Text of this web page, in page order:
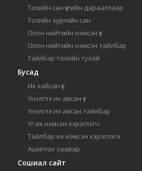
Толийн сан үсгийн дарааллаар
Толийн зургийн сан
Олон нийтийн нэмсэн үг
Олон нийтийн нэмсэн тайлбар
Тайлбар толийн тухай
Бусад
Их хайсан үг
Үнэлгээ их авсан үг
Үнэлгээ их авсан тайлбар
Үг их нэмсэн хэрэглэгч
Тайлбар их нэмсэн хэрэглэгч
Ашиглах заавар
Сошиал сайт